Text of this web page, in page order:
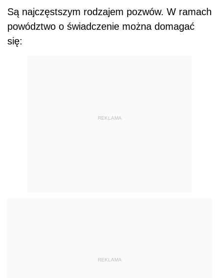
Są najczęstszym rodzajem pozwów. W ramach
powództwo o świadczenie można domagać
się:
REKLAMA
REKLAMA